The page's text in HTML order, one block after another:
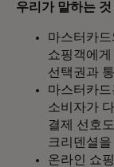
우리가 말하는 것
마스터카
쇼핑객에
선택권과
마스터카
소비자가
결제 선호
크리덴셜
온라인 쇼